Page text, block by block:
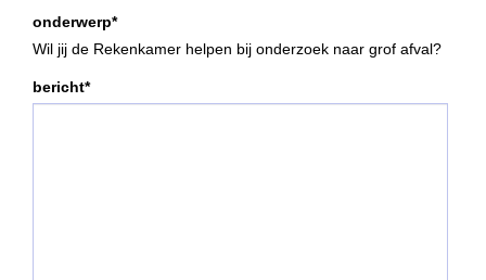
onderwerp*
Wil jij de Rekenkamer helpen bij onderzoek naar grof afval?
bericht*